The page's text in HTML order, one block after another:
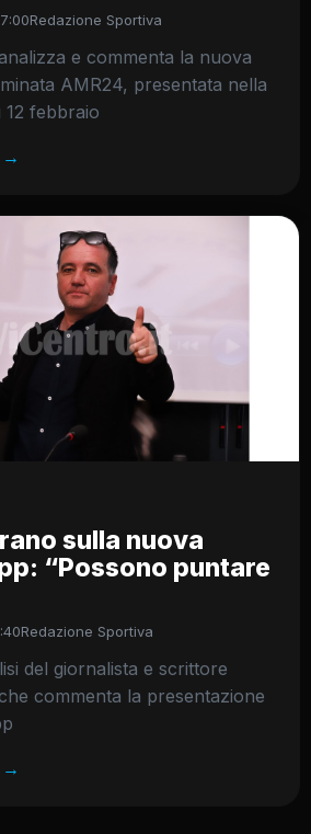
Redazione Sportiva
e commenta la nuova
AMR24, presentata nella
febbraio
→
sulla nuova
“Possono puntare
Redazione Sportiva
del giornalista e scrittore
commenta la presentazione
→